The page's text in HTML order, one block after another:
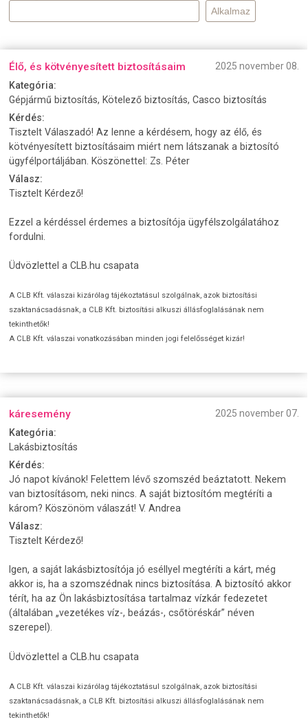
Élő, és kötvényesített biztosításaim
2025 november 08.
Kategória:
Gépjármű biztosítás, Kötelező biztosítás, Casco biztosítás
Kérdés:
Tisztelt Válaszadó! Az lenne a kérdésem, hogy az élő, és
kötvényesített biztosításaim miért nem látszanak a biztosító
ügyfélportáljában. Köszönettel: Zs. Péter
Válasz:
Tisztelt Kérdező!
Ezzel a kérdéssel érdemes a biztosítója ügyfélszolgálatához
fordulni.
Üdvözlettel a CLB.hu csapata
A CLB Kft. válaszai kizárólag tájékoztatásul szolgálnak, azok biztosítási
szaktanácsadásnak, a CLB Kft. biztosítási alkuszi állásfoglalásának nem
tekinthetők!
A CLB Kft. válaszai vonatkozásában minden jogi felelősséget kizár!
káresemény
2025 november 07.
Kategória:
Lakásbiztosítás
Kérdés:
Jó napot kívánok! Felettem lévő szomszéd beáztatott. Nekem
van biztosításom, neki nincs. A saját biztosítóm megtéríti a
károm? Köszönöm válaszát! V. Andrea
Válasz:
Tisztelt Kérdező!
Igen, a saját lakásbiztosítója jó eséllyel megtéríti a kárt, még
akkor is, ha a szomszédnak nincs biztosítása. A biztosító akkor
térít, ha az Ön lakásbiztosítása tartalmaz vízkár fedezetet
(általában „vezetékes víz-, beázás-, csőtöréskár” néven
szerepel).
Üdvözlettel a CLB.hu csapata
A CLB Kft. válaszai kizárólag tájékoztatásul szolgálnak, azok biztosítási
szaktanácsadásnak, a CLB Kft. biztosítási alkuszi állásfoglalásának nem
tekinthetők!